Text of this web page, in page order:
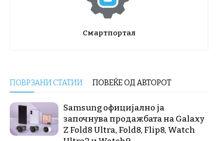
Смартпортал
ПОВРЗАНИ СТАТИИ ПОВЕЌЕ ОД АВТОРОТ
Samsung официјално ја
започнува продажбата на Galaxy
Z Fold8 Ultra, Fold8, Flip8, Watch